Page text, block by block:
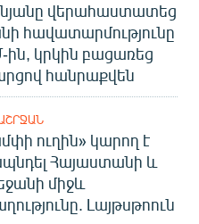
վերահաստատեց
հավատարմությունը
կրկին բացառեց
հանրաքվեն
ուղին» կարող է
Հայաստանի և
միջև
Լայթսթոուն